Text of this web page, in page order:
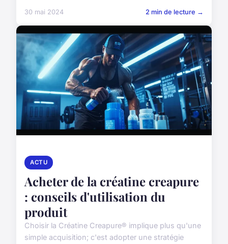
30 mai 2024 2 min de lecture →
ACTU
Acheter de la créatine creapure
: conseils d'utilisation du
produit
Choisir la Créatine Creapure® implique plus qu'une
simple acquisition; c'est adopter une stratégie